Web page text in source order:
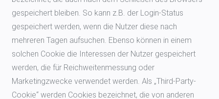
gespeichert bleiben. So kann z.B. der Login-Status
gespeichert werden, wenn die Nutzer diese nach
mehreren Tagen aufsuchen. Ebenso können in einem
solchen Cookie die Interessen der Nutzer gespeichert
werden, die für Reichweitenmessung oder
Marketingzwecke verwendet werden. Als „Third-Party-
Cookie“ werden Cookies bezeichnet, die von anderen